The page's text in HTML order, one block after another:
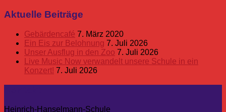
Aktuelle Beiträge
Gebärdencafé 7. März 2020
Ein Eis zur Belohnung 7. Juli 2026
Unser Ausflug in den Zoo 7. Juli 2026
Live Music Now verwandelt unsere Schule in ein
Konzert! 7. Juli 2026
Heinrich-Hanselmann-Schule